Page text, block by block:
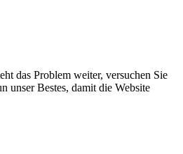
das Problem weiter, versuchen Sie
unser Bestes, damit die Website